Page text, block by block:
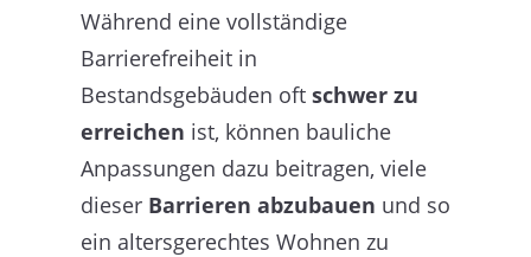
Während eine vollständige
Barrierefreiheit in
Bestandsgebäuden oft schwer zu
erreichen ist, können bauliche
Anpassungen dazu beitragen, viele
dieser Barrieren abzubauen und so
ein altersgerechtes Wohnen zu